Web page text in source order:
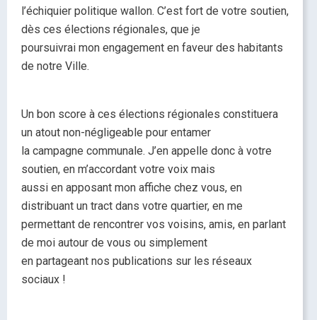
l’échiquier politique wallon. C’est fort de votre soutien,
dès ces élections régionales, que je
poursuivrai mon engagement en faveur des habitants
de notre Ville.
Un bon score à ces élections régionales constituera
un atout non-négligeable pour entamer
la campagne communale. J’en appelle donc à votre
soutien, en m’accordant votre voix mais
aussi en apposant mon affiche chez vous, en
distribuant un tract dans votre quartier, en me
permettant de rencontrer vos voisins, amis, en parlant
de moi autour de vous ou simplement
en partageant nos publications sur les réseaux
sociaux !